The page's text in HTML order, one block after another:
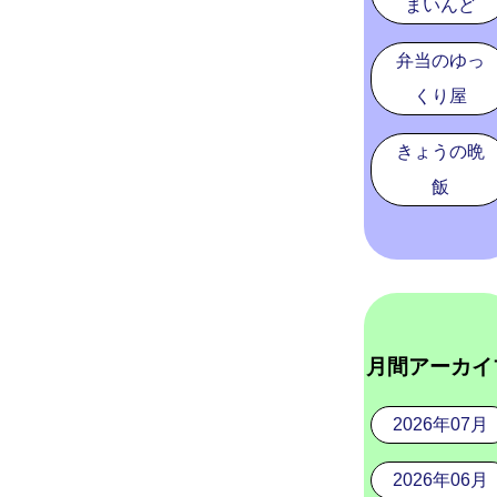
まいんど
弁当のゆっ
くり屋
きょうの晩
飯
月間アーカ
2026年07月
2026年06月